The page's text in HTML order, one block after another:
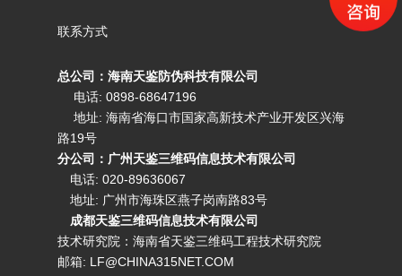
联系方式
总公司：海南天鉴防伪科技有限公司
电话: 0898-68647196
地址: 海南省海口市国家高新技术产业开发区兴海
路19号
分公司：广州天鉴三维码信息技术有限公司
电话: 020-89636067
地址: 广州市海珠区燕子岗南路83号
成都天鉴三维码信息技术有限公司
技术研究院：海南省天鉴三维码工程技术研究院
邮箱: LF@CHINA315NET.COM